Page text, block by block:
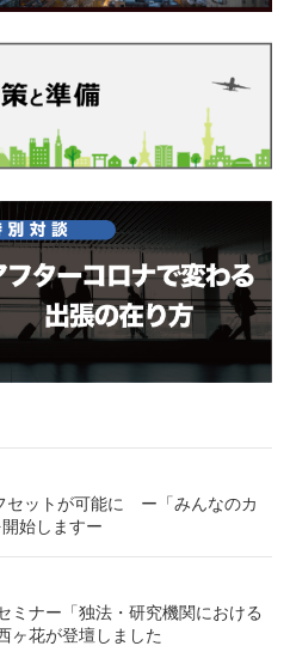
セットが可能に ー「みんなのカ
始しますー
ミナー「独法・研究機関における
ヶ花が登壇しました